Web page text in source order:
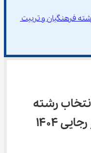
فرهنگیان و تربیت
رشته
1404